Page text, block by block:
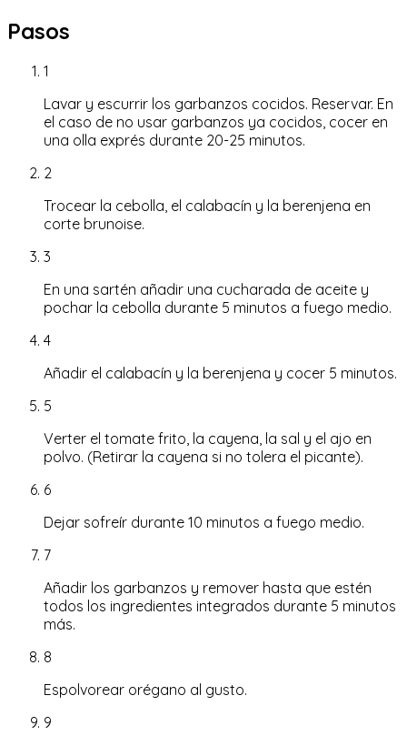
Pasos
1
Lavar y escurrir los garbanzos cocidos. Reservar. En
el caso de no usar garbanzos ya cocidos, cocer en
una olla exprés durante 20-25 minutos.
2
Trocear la cebolla, el calabacín y la berenjena en
corte brunoise.
3
En una sartén añadir una cucharada de aceite y
pochar la cebolla durante 5 minutos a fuego medio.
4
Añadir el calabacín y la berenjena y cocer 5 minutos.
5
Verter el tomate frito, la cayena, la sal y el ajo en
polvo. (Retirar la cayena si no tolera el picante).
6
Dejar sofreír durante 10 minutos a fuego medio.
7
Añadir los garbanzos y remover hasta que estén
todos los ingredientes integrados durante 5 minutos
más.
8
Espolvorear orégano al gusto.
9